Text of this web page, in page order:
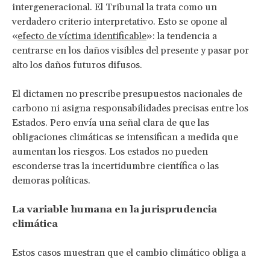
intergeneracional. El Tribunal la trata como un
verdadero criterio interpretativo. Esto se opone al
«efecto de víctima identificable»: la tendencia a
centrarse en los daños visibles del presente y pasar por
alto los daños futuros difusos.
El dictamen no prescribe presupuestos nacionales de
carbono ni asigna responsabilidades precisas entre los
Estados. Pero envía una señal clara de que las
obligaciones climáticas se intensifican a medida que
aumentan los riesgos. Los estados no pueden
esconderse tras la incertidumbre científica o las
demoras políticas.
La variable humana en la jurisprudencia
climática
Estos casos muestran que el cambio climático obliga a